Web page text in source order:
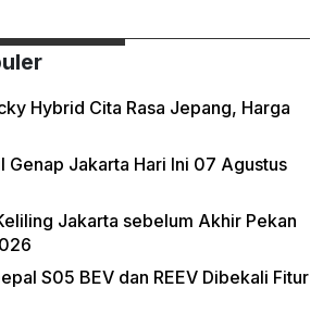
Hybrid Cita Rasa Jepang, Harga
Genap Jakarta Hari Ini 07 Agustus
Jakarta sebelum Akhir Pekan
S05 BEV dan REEV Dibekali Fitur